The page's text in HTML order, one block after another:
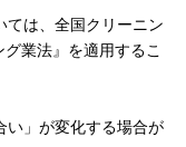
は、全国クリーニン
業法』を適用するこ
い」が変化する場合が